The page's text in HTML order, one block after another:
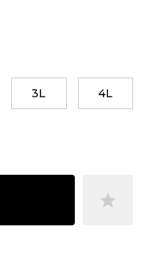
3L 4L